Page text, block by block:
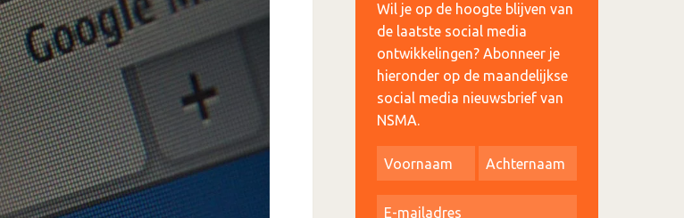
Wil je op de hoogte blijven van
de laatste social media
ontwikkelingen? Abonneer je
hieronder op de maandelijkse
social media nieuwsbrief van
NSMA.